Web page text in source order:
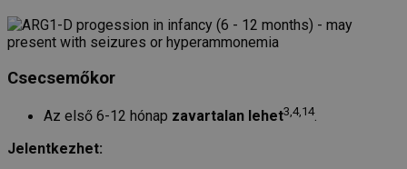
Csecsemőkor
Az első 6-12 hónap zavartalan lehet3,4,14.
Jelentkezhet: